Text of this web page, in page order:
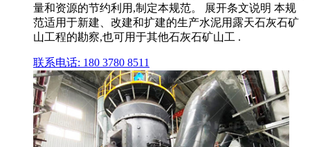
量和资源的节约利用,制定本规范。 展开条文说明 本规
范适用于新建、改建和扩建的生产水泥用露天石灰石矿
山工程的勘察,也可用于其他石灰石矿山工 .
联系电话: 180 3780 8511